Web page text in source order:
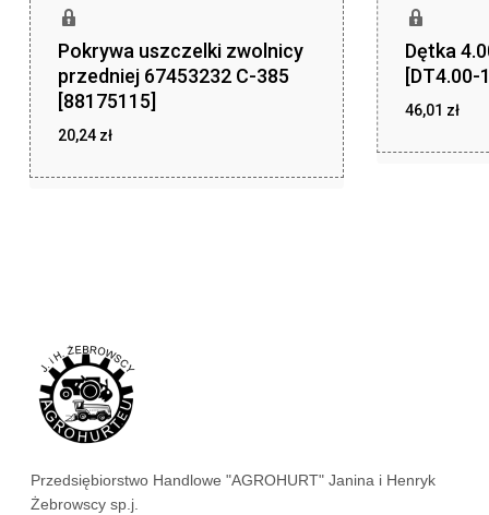
Pokrywa uszczelki zwolnicy
przedniej 67453232 C-385
[88175115]
20,24 zł
Dętka
[DT4.00-
46,01 zł
Przedsiębiorstwo Handlowe "AGROHURT" Janina i Henryk
Żebrowscy sp.j.